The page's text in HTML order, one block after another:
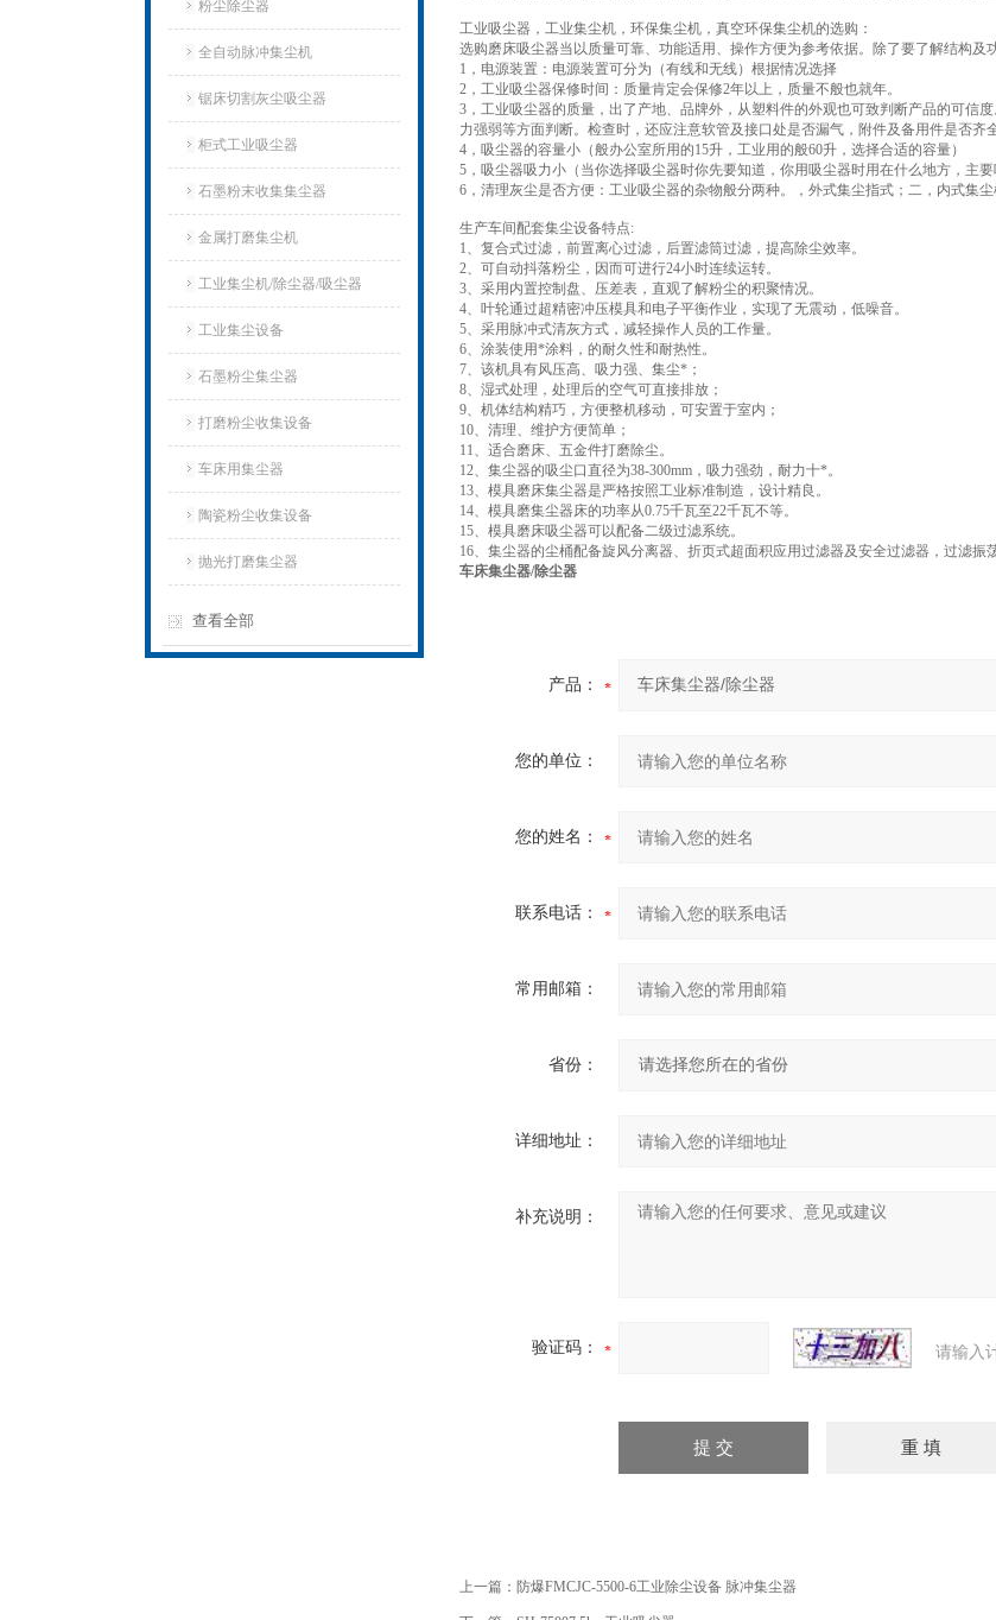
粉尘除尘器
全自动脉冲集尘机
锯床切割灰尘吸尘器
柜式工业吸尘器
石墨粉末收集集尘器
金属打磨集尘机
工业集尘机/除尘器/吸尘器
工业集尘设备
石墨粉尘集尘器
打磨粉尘收集设备
车床用集尘器
陶瓷粉尘收集设备
抛光打磨集尘器
查看全部
工业吸尘器，工业集尘机，环保集尘机，真空环保集尘机的选购：
选购磨床吸尘器当以质量可靠、功能适用、操作方便为参考依据。除了要了解结构及
1，电源装置：电源装置可分为（有线和无线）根据情况选择
2，工业吸尘器保修时间：质量肯定会保修2年以上，质量不般也就年。
3，工业吸尘器的质量，出了产地、品牌外，从塑料件的外观也可致判断产品的可信
力强弱等方面判断。检查时，还应注意软管及接口处是否漏气，附件及备用件是否齐全
4，吸尘器的容量小（般办公室所用的15升，工业用的般60升，选择合适的容量）
5，吸尘器吸力小（当你选择吸尘器时你先要知道，你用吸尘器时用在什么地方，主
6，清理灰尘是否方便：工业吸尘器的杂物般分两种。，外式集尘指式；二，内式集
生产车间配套集尘设备特点:
1、复合式过滤，前置离心过滤，后置滤筒过滤，提高除尘效率。
2、可自动抖落粉尘，因而可进行24小时连续运转。
3、采用内置控制盘、压差表，直观了解粉尘的积聚情况。
4、叶轮通过超精密冲压模具和电子平衡作业，实现了无震动，低噪音。
5、采用脉冲式清灰方式，减轻操作人员的工作量。
6、涂装使用*涂料，的耐久性和耐热性。
7、该机具有风压高、吸力强、集尘*；
8、湿式处理，处理后的空气可直接排放；
9、机体结构精巧，方便整机移动，可安置于室内；
10、清理、维护方便简单；
11、适合磨床、五金件打磨除尘。
12、集尘器的吸尘口直径为38-300mm，吸力强劲，耐力十*。
13、模具磨床集尘器是严格按照工业标准制造，设计精良。
14、模具磨集尘器床的功率从0.75千瓦至22千瓦不等。
15、模具磨床吸尘器可以配备二级过滤系统。
16、集尘器的尘桶配备旋风分离器、折页式超面积应用过滤器及安全过滤器，过滤振
车床集尘器/除尘器
产品：
您的单位：
您的姓名：
联系电话：
常用邮箱：
省份：
详细地址：
补充说明：
验证码： 请输入
上一篇： 防爆FMCJC-5500-6工业除尘设备 脉冲集尘器